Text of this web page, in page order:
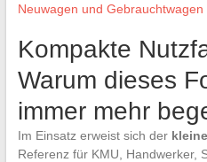
Neuwagen und
Kompakte
Warum dieses
immer mehr
Im Einsatz erweist sich der
Referenz für KMU, Handwerker,